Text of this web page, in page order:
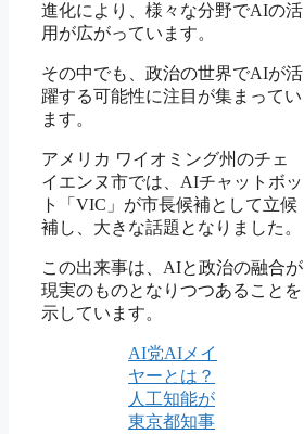
進化により、様々な分野でAIの活
用が広がっています。
その中でも、政治の世界でAIが活
躍する可能性に注目が集まってい
ます。
アメリカ ワイオミング州のチェ
イエンヌ市では、AIチャットボッ
ト「VIC」が市長候補として立候
補し、大きな話題となりました。
この出来事は、AIと政治の融合が
現実のものとなりつつあることを
示しています。
AI党AIメイ
ヤーとは？
人工知能が
東京都知事